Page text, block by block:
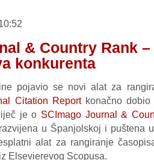
& Country Rank –
konkurenta
pojavio se novi alat za
Citation Reportkonačno dobio
je o SCImago Journal &
u Španjolskoj i puštena
alat za rangiranje
Elsevierevog Scopusa.